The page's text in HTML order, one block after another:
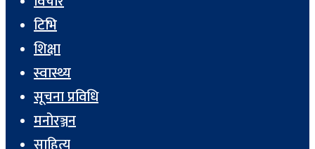
टिभि
शिक्षा
स्वास्थ्य
सूचना प्रविधि
मनोरञ्जन